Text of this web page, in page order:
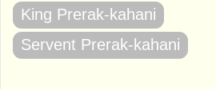
King Prerak-kahani
Servent Prerak-kahani